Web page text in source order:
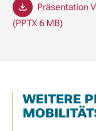
Präsentation
(PPTX 6 MB)
WEITERE